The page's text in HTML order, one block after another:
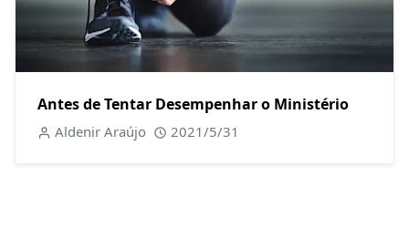
Antes de Tentar Desempenhar o Ministério
Aldenir Araújo 2021/5/31